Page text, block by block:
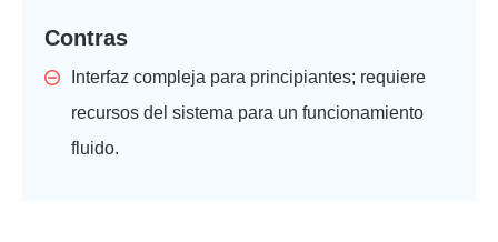
Contras
Interfaz compleja para principiantes; requiere
recursos del sistema para un funcionamiento
fluido.